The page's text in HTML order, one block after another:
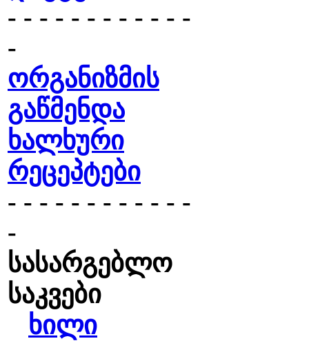
- - - - - - - - - - - -
-
ორგანიზმის
გაწმენდა
ხალხური
რეცეპტები
- - - - - - - - - - - -
-
სასარგებლო
საკვები
ხილი